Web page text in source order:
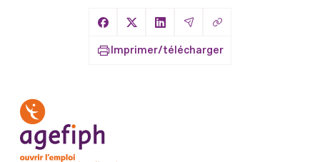
Partager sur Facebook
Partager sur X
Partager sur LinkedIn
Partager par Email
Copier le lien
Imprimer/télécharger